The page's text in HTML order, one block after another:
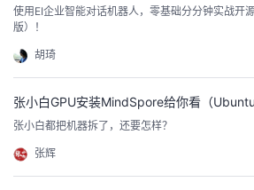
的
课
程
我
的
认
我
的
验
我
收
技
术
支
的
云
声
议
使用EI企业智能对话机器人，零基础分分钟实战开
版）！
胡琦
张小白GPU安装MindSpore给你看（
张小白都把机器拆了，还要怎样？
张辉